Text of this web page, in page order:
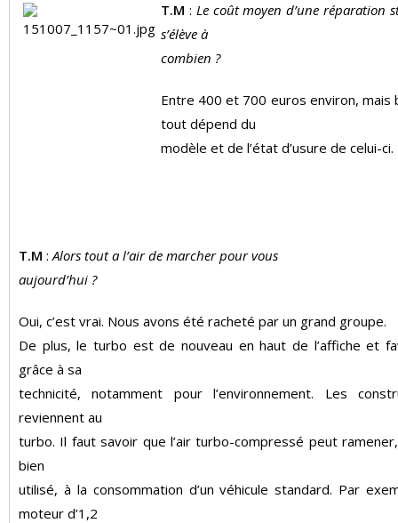
T.M : Le coût moyen d’une réparation
s’élève à
combien ?
Entre 400 et 700 euros environ, mais
tout dépend du
modèle et de l’état d’usure de celui-ci.
T.M : Alors tout a l’air de marcher pour vous
aujourd’hui ?
Oui, c’est vrai. Nous avons été racheté par un grand groupe.
De plus, le turbo est de nouveau en haut de l’affiche et
grâce à sa
technicité, notamment pour l’environnement. Les
reviennent au
turbo. Il faut savoir que l’air turbo-compressé peut
bien
utilisé, à la consommation d’un véhicule standard. Par
moteur d’1,2